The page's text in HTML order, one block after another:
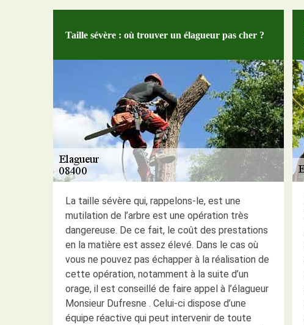
Taille sévère : où trouver un élagueur pas cher ?
La taille sévère qui, rappelons-le, est une
mutilation de l’arbre est une opération très
dangereuse. De ce fait, le coût des prestations
en la matière est assez élevé. Dans le cas où
vous ne pouvez pas échapper à la réalisation de
cette opération, notamment à la suite d’un
orage, il est conseillé de faire appel à l’élagueur
Monsieur Dufresne . Celui-ci dispose d’une
équipe réactive qui peut intervenir de toute